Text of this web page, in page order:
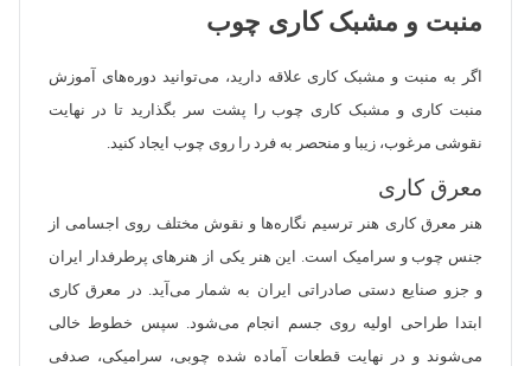
منبت و مشبک کاری چوب
اگر به منبت و مشبک کاری علاقه دارید، می‌توانید دوره‌های آموزش
منبت کاری و مشبک کاری چوب را پشت سر بگذارید تا در نهایت
نقوشی مرغوب، زیبا و منحصر به فرد را روی چوب ایجاد کنید.
معرق کاری
هنر معرق کاری هنر ترسیم نگاره‌ها و نقوش مختلف روی اجسامی از
جنس چوب و سرامیک است. این هنر یکی از هنرهای پرطرفدار ایران
و جزو صنایع دستی صادراتی ایران به شمار می‌آید. در معرق کاری
ابتدا طراحی اولیه روی جسم انجام می‌شود. سپس خطوط خالی
می‌شوند و در نهایت قطعات آماده شده چوبی، سرامیکی، صدفی